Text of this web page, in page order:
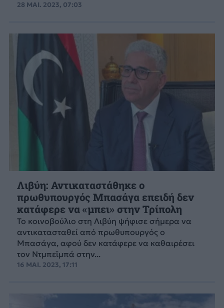
28 ΜΑΙ. 2023, 07:03
Λιβύη: Αντικαταστάθηκε ο
πρωθυπουργός Μπασάγα επειδή δεν
κατάφερε να «μπει» στην Τρίπολη
Το κοινοβούλιο στη Λιβύη ψήφισε σήμερα να
αντικατασταθεί από πρωθυπουργός ο
Μπασάγα, αφού δεν κατάφερε να καθαιρέσει
τον Ντμπεϊμπά στην...
16 ΜΑΙ. 2023, 17:11